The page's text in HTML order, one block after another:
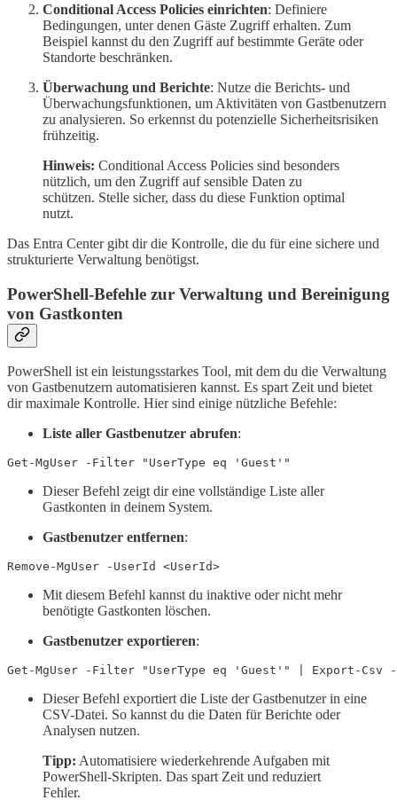
Conditional Access Policies einrichten: Definiere
Bedingungen, unter denen Gäste Zugriff erhalten. Zum
Beispiel kannst du den Zugriff auf bestimmte Geräte oder
Standorte beschränken.
Überwachung und Berichte: Nutze die Berichts- und
Überwachungsfunktionen, um Aktivitäten von Gastbenutzern
zu analysieren. So erkennst du potenzielle Sicherheitsrisiken
frühzeitig.
Hinweis: Conditional Access Policies sind besonders
nützlich, um den Zugriff auf sensible Daten zu
schützen. Stelle sicher, dass du diese Funktion optimal
nutzt.
Das Entra Center gibt dir die Kontrolle, die du für eine sichere und
strukturierte Verwaltung benötigst.
PowerShell-Befehle zur Verwaltung und Bereinigung
von Gastkonten
PowerShell ist ein leistungsstarkes Tool, mit dem du die Verwaltung
von Gastbenutzern automatisieren kannst. Es spart Zeit und bietet
dir maximale Kontrolle. Hier sind einige nützliche Befehle:
Liste aller Gastbenutzer abrufen:
Dieser Befehl zeigt dir eine vollständige Liste aller
Gastkonten in deinem System.
Gastbenutzer entfernen:
Mit diesem Befehl kannst du inaktive oder nicht mehr
benötigte Gastkonten löschen.
Gastbenutzer exportieren:
Dieser Befehl exportiert die Liste der Gastbenutzer in eine
CSV-Datei. So kannst du die Daten für Berichte oder
Analysen nutzen.
Tipp: Automatisiere wiederkehrende Aufgaben mit
PowerShell-Skripten. Das spart Zeit und reduziert
Fehler.